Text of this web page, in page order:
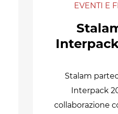
EVENTI E
Stalam
Interpack
collaborazione